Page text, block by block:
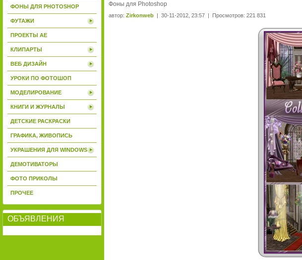
ФОНЫ ДЛЯ PHOTOSHOP
ФУТАЖИ
ПРОЕКТЫ AE
КЛИПАРТЫ
ВЕБ ДИЗАЙН
УРОКИ ПО ФОТОШОП
МОДЕЛИРОВАНИЕ
КНИГИ И ЖУРНАЛЫ
ДЕТСКИЕ РАСКРАСКИ
ГРАФИКА, ЖИВОПИСЬ
УКРАШЕНИЯ ДЛЯ WINDOWS
ДЕМОТИВАТОРЫ
ФОТО ПРИКОЛЫ
ПРОЧЕЕ
ОБЪЯВЛЕНИЯ
Фоны для Photoshop
автор: Zirkonweb | 30-11-2012, 23:57 | Просмотров: 221 831